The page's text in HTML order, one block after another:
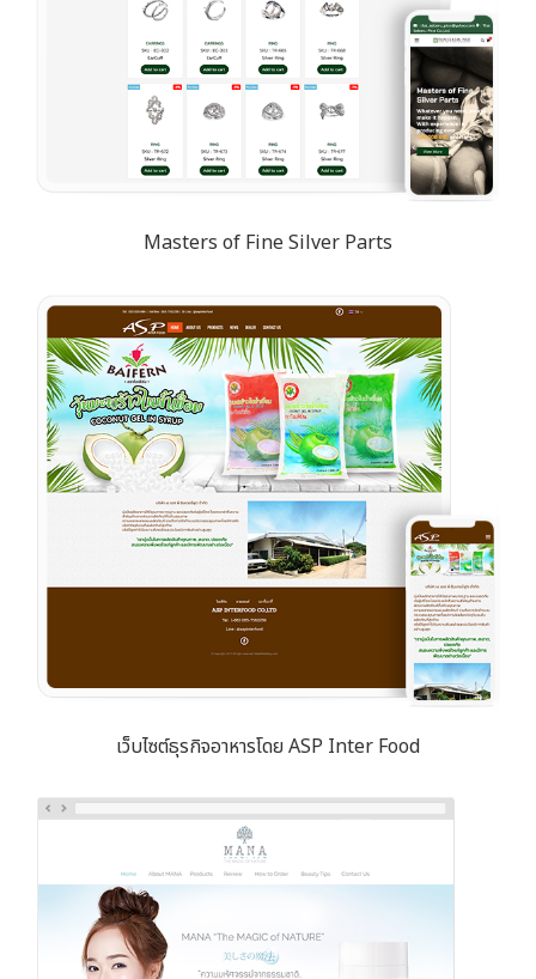
Masters of Fine Silver Parts
เว็บไซต์ธุรกิจอาหารโดย ASP Inter Food